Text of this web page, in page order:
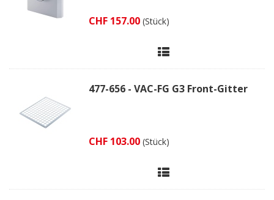
CHF 157.00 (Stück)
477-656 - VAC-FG G3 Front-Gitter
CHF 103.00 (Stück)